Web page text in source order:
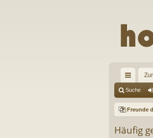
ch
ne
ug
Suche
Freunde
Häufig